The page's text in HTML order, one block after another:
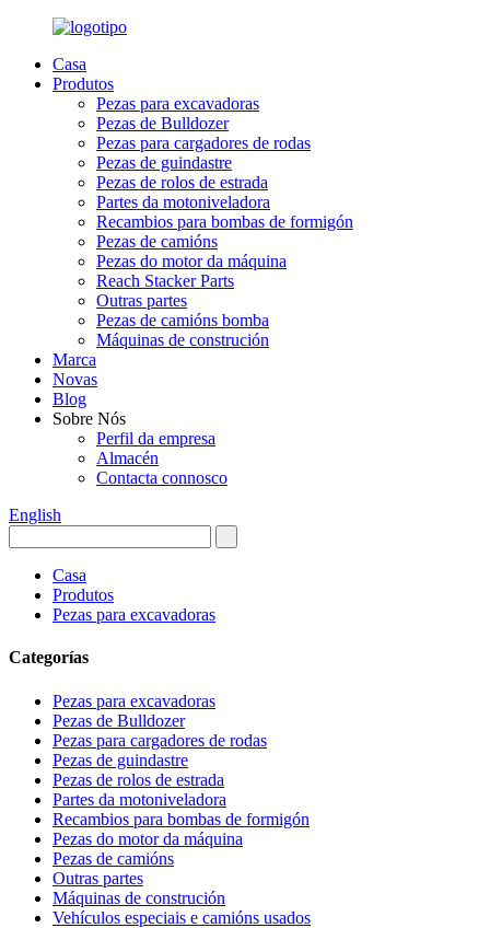
Casa
Produtos
Pezas para excavadoras
Pezas de Bulldozer
Pezas para cargadores de rodas
Pezas de guindastre
Pezas de rolos de estrada
Partes da motoniveladora
Recambios para bombas de formigón
Pezas de camións
Pezas do motor da máquina
Reach Stacker Parts
Outras partes
Pezas de camións bomba
Máquinas de construción
Marca
Novas
Blog
Sobre Nós
Perfil da empresa
Almacén
Contacta connosco
English
Casa
Produtos
Pezas para excavadoras
Categorías
Pezas para excavadoras
Pezas de Bulldozer
Pezas para cargadores de rodas
Pezas de guindastre
Pezas de rolos de estrada
Partes da motoniveladora
Recambios para bombas de formigón
Pezas do motor da máquina
Pezas de camións
Outras partes
Máquinas de construción
Vehículos especiais e camións usados